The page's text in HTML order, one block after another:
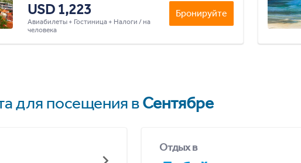
USD 1,223
Авиабилеты + Гостиница + Налоги / на
человека
Бронируйте
для посещения вСентябре
Отдых в